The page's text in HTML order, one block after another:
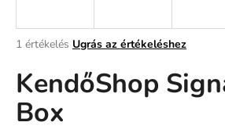
A
átlagos
értékelése
5-
ből
1 értékelés Ugrás az értékeléshez
KendőShop
Box
A
á
n
l